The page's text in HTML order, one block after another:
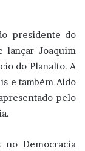
presidente do
lançar Joaquim
do Planalto. A
e também Aldo
pelo
no Democracia